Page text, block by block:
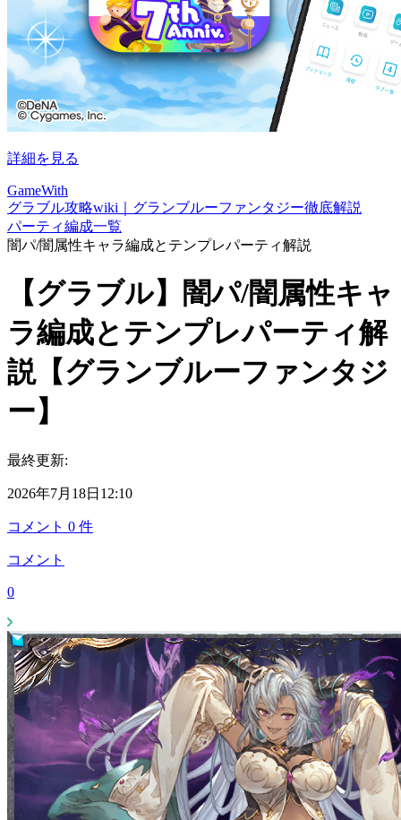
詳細を見る
GameWith
グラブル攻略wiki｜グランブルーファンタジー徹底解説
パーティ編成一覧
闇パ/闇属性キャラ編成とテンプレパーティ解説
【グラブル】闇パ/闇属性キャ
ラ編成とテンプレパーティ解
説【グランブルーファンタジ
ー】
最終更新:
2026年7月18日12:10
コメント 0 件
コメント
0